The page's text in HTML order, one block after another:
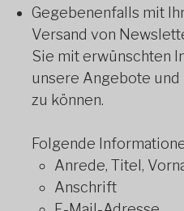
Gegebenenfalls mit
Versand von
Sie mit erwünschten
unsere Angebote
zu können.
Folgende
Anrede, Titel,
Anschrift